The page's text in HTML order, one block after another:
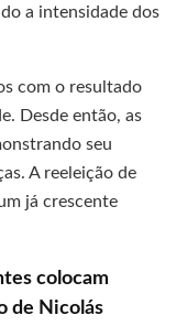
a intensidade dos
com o resultado
Desde então, as
seu
A reeleição de
já crescente
colocam
de Nicolás